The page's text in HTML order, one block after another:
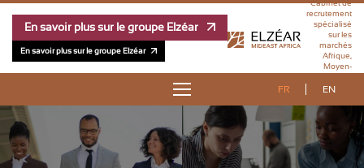
En savoir plus sur le groupe Elzéar
En savoir plus sur le groupe Elzéar
Cabinet de
recrutement
spécialisé
sur les
marchés
Afrique,
Moyen-
Outre-Mer
FR EN
À PROPOS
OFFRES D’EMPLOI